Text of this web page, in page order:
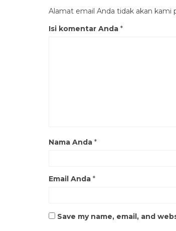
Alamat email Anda tidak akan kami
Isi komentar Anda *
Nama Anda *
Email Anda *
Save my name, email, and